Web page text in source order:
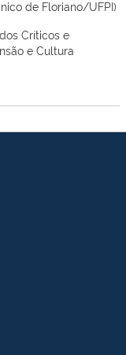
de Floriano/UFPI)
Críticos e
e Cultura